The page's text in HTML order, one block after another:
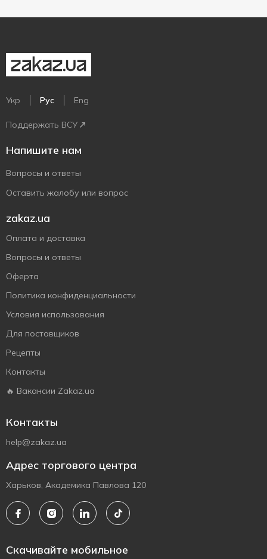
Укр Рус Eng
Поддержать ВСУ
Напишите нам
Вопросы и ответы
Оставить жалобу или вопрос
zakaz.ua
Оплата и доставка
Вопросы и ответы
Оферта
Политика конфиденциальности
Условия использования
Для поставщиков
Рецепты
Контакты
🔥 Вакансии Zakaz.ua
Контакты
help@zakaz.ua
Адрес торгового центра
Харьков, Академика Павлова 120
Скачивайте мобильное